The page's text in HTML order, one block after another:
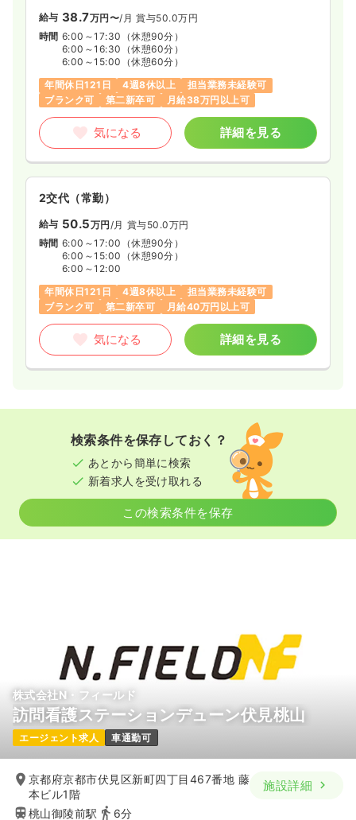
給与 38.7万円〜/月 賞与50.0万円
時間 6:00～17:30 （休憩90分）
6:00～16:30 （休憩60分）
6:00～15:00 （休憩60分）
年間休日121日
4週8休以上
担当業務未経験可
ブランク可
第二新卒可 月給38万円以上可
気になる 詳細を見る
2交代（常勤）
給与 50.5万円 /月 賞与50.0万円
時間 6:00～17:00 （休憩90分）
6:00～15:00 （休憩90分）
6:00～12:00
年間休日121日
4週8休以上
担当業務未経験可
ブランク可
第二新卒可 月給40万円以上可
気になる 詳細を見る
検索条件を保存しておく？
あとから簡単に検索
新着求人を受け取れる
この検索条件を保存
株式会社N・フィールド
訪問看護ステーションデューン伏見桃山
エージェント求人 車通勤可
京都府京都市伏見区新町四丁目467番地 藤
本ビル1階
桃山御陵前駅
6分
施設詳細